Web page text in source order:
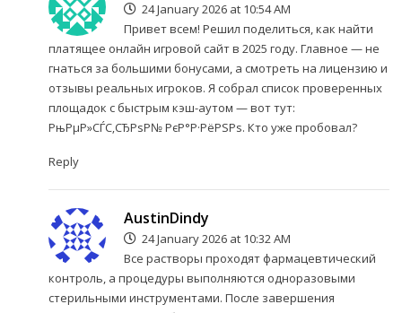
24 January 2026 at 10:54 AM
Привет всем! Решил поделиться, как найти
платящее онлайн игровой сайт в 2025 году. Главное — не
гнаться за большими бонусами, а смотреть на лицензию и
отзывы реальных игроков. Я собрал список проверенных
площадок с быстрым кэш-аутом — вот тут:
РњРµР»СЃС‚СЂРѕР№ РєР°Р·РёРЅРѕ. Кто уже пробовал?
Reply
AustinDindy
24 January 2026 at 10:32 AM
Все растворы проходят фармацевтический
контроль, а процедуры выполняются одноразовыми
стерильными инструментами. После завершения